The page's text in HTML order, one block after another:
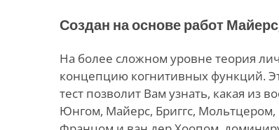
Создан на основе работ
На более сложном уровне теория
концепцию когнитивных функций.
тест позволит Вам узнать, какая из
Юнгом, Майерс, Бриггс,